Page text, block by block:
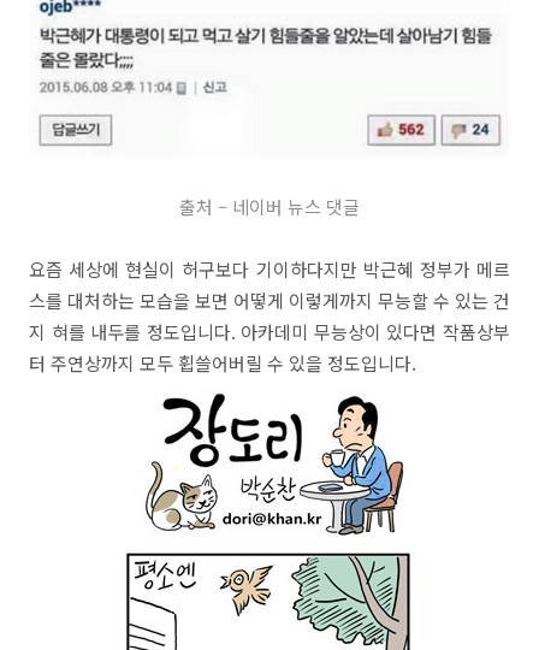
출처 – 네이버 뉴스 댓글
요즘 세상에 현실이 허구보다 기이하다지만 박근혜 정부가 메르
스를 대처하는 모습을 보면 어떻게 이렇게까지 무능할 수 있는 건
지 혀를 내두를 정도입니다. 아카데미 무능상이 있다면 작품상부
터 주연상까지 모두 휩쓸어버릴 수 있을 정도입니다.